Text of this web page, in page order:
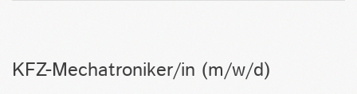
KFZ-Mechatroniker/in (m/w/d)